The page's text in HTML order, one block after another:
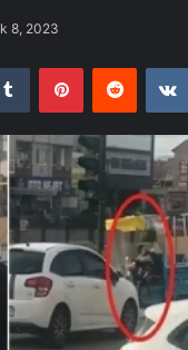
8, 2023
Tumblr PinterestReddit